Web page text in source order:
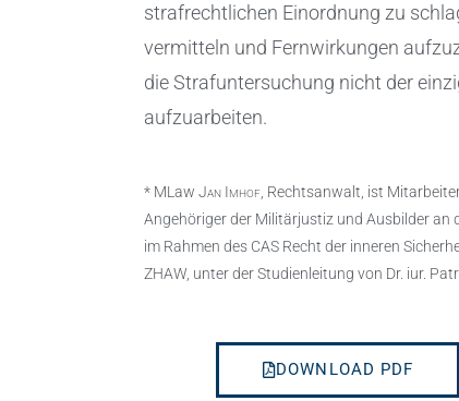
strafrechtlichen Einordnung zu
vermitteln und Fernwirkungen
die Strafuntersuchung nicht der
aufzuarbeiten.
* MLaw Jan Imhof , Rechtsanwalt, ist
Angehöriger der Militärjustiz und Ausbilder an
im Rahmen des CAS Recht der inneren
ZHAW, unter der Studienleitung von Dr. iur.
DOWNLOAD PDF